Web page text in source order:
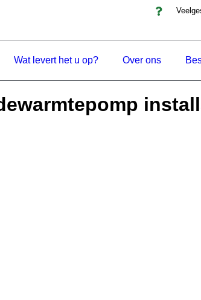
Wat levert het u op? Over ons